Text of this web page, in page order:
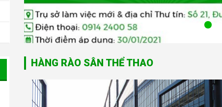
HÀNG RÀO SÂN THỂ THAO